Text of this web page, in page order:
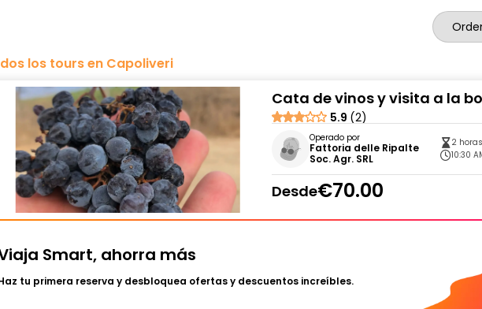
los tours en Capoliveri
Cata de vinos y visita a la
5.9 (2)
Operado por
Fattoria delle Ripalte
Soc. Agr. SRL
2 horas
10:30
Desde€70.00
Smart, ahorra más
tu primera reserva y desbloquea ofertas y descuentos increíbles.